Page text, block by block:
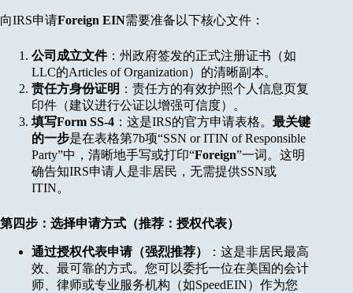
向IRS申请Foreign EIN需要准备以下核心文件：
公司成立文件：州政府签发的正式注册证书（如
LLC的Articles of Organization）的清晰副本。
责任方身份证明 ：责任方的有效护照个人信息页复
印件（建议进行公证以增强可信度）。
填写Form SS-4 ：这是IRS的官方申请表格。 最关键
的一步是在表格第7b项“SSN or ITIN of Responsible
Party”中，清晰地手写或打印“Foreign”一词。这明
确告知IRS申请人是非居民，无需提供SSN或
ITIN。
第四步：选择申请方式（推荐：授权代表）
通过授权代表申请（强烈推荐）
：这是非居民最高
效、最可靠的方式。您可以委托一位在美国的会计
师、律师或专业服务机构（如SpeedEIN）作为您